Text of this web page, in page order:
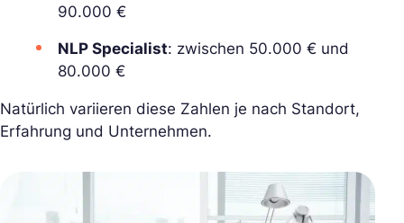
90.000 €
NLP Specialist: zwischen 50.000 € und
80.000 €
Natürlich variieren diese Zahlen je nach Standort,
Erfahrung und Unternehmen.